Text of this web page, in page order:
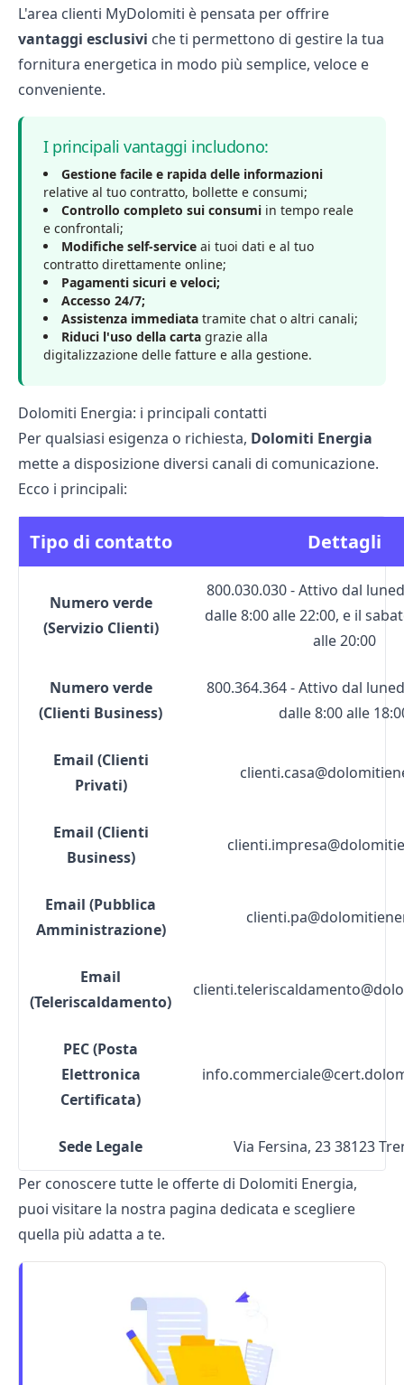
L'area clienti MyDolomiti è pensata per offrire
vantaggi esclusivi che ti permettono di gestire la tua
fornitura energetica in modo più semplice, veloce e
conveniente.
I principali vantaggi includono:
Gestione facile e rapida delle informazioni
relative al tuo contratto, bollette e consumi;
Controllo completo sui consumi in tempo reale
e confrontali;
Modifiche self-service ai tuoi dati e al tuo
contratto direttamente online;
Pagamenti sicuri e veloci;
Accesso 24/7;
Assistenza immediata tramite chat o altri canali;
Riduci l'uso della carta grazie alla
digitalizzazione delle fatture e alla gestione.
Dolomiti Energia: i principali contatti
Per qualsiasi esigenza o richiesta, Dolomiti Energia
mette a disposizione diversi canali di comunicazione.
Ecco i principali:
Tipo di contatto Dettagli
Numero verde
(Servizio Clienti)
800.030.030 - Attivo dal
dalle 8:00 alle 22:00, e il
alle 20:00
Numero verde
(Clienti Business)
800.364.364 - Attivo dal
dalle 8:00 alle
Email (Clienti
Privati)
Email (Clienti
Business)
Email (Pubblica
Amministrazione)
Email
(Teleriscaldamento)
PEC (Posta
Elettronica
Certificata)
Sede Legale
Via Fersina, 23 38123
Per conoscere tutte le offerte di Dolomiti Energia,
puoi visitare la nostra pagina dedicata e scegliere
quella più adatta a te.